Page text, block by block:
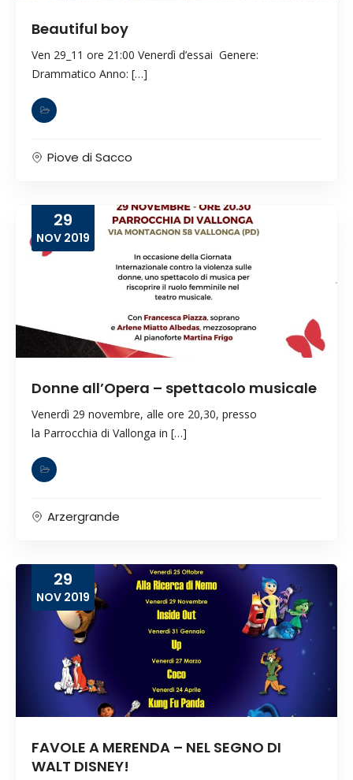
Beautiful boy
Ven 29_11 ore 21:00 Venerdì d’essai Genere:
Drammatico Anno: […]
Piove di Sacco
29
NOV 2019
Donne all’Opera – spettacolo musicale
Venerdì 29 novembre, alle ore 20,30, presso
la Parrocchia di Vallonga in […]
Arzergrande
29
NOV 2019
FAVOLE A MERENDA – NEL SEGNO DI
WALT DISNEY!